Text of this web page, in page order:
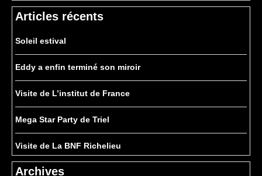
Articles récents
Soleil estival
Eddy a enfin terminé son miroir
Visite de L’institut de France
Mega Star Party de Triel
Visite de La BNF Richelieu
Archives